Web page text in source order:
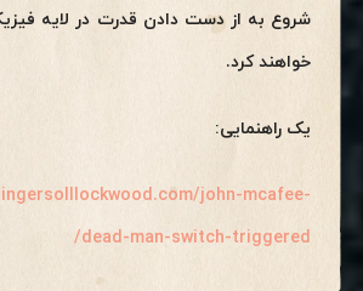
شروع به از دست دادن قدرت در لایه
خواهند کرد.
یک راهنمایی:
john-mcafee-
dead-man-switch-triggered/